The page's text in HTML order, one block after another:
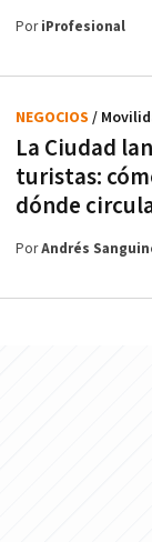
PoriProfesional
La Ciudad
turistas:
dónde
NEGOCIOS /
PorAndrés